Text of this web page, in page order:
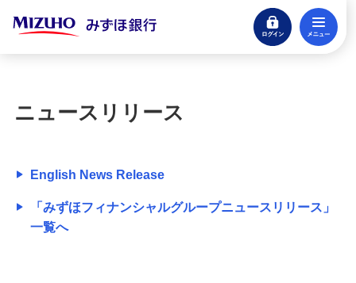
ログイン
閉じる
支払う・つかう
クレジットカード・デビット
ニュースリリース
English News Release
「みずほフィナンシャルグループニュースリリース」
一覧へ